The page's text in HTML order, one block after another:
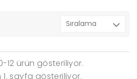
12 ürün gösteriliyor.
sayfa gösteriliyor.